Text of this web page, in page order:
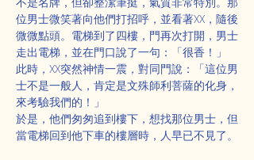
位男士微笑著向他們打招呼，並看著XX，隨後
微微點頭。電梯到了四樓，門再次打開，男士
走出電梯，並在門口說了一句：「很香！」
此時，XX突然神情一震，對同門說：「這位男
士不是一般人，肯定是文殊師利菩薩的化身，
來考驗我們的！」
於是，他們匆匆追到樓下，想找那位男士，但
當電梯回到他下車的樓層時，人早已不見了。